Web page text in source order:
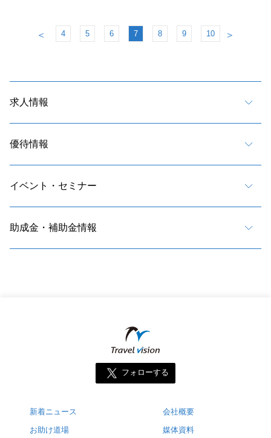
＜ 4 5 6 7 8 9 10 ＞
求人情報
優待情報
イベント・セミナー
助成金・補助金情報
フォローする
新着ニュース
お助け道場
会社概要
媒体資料